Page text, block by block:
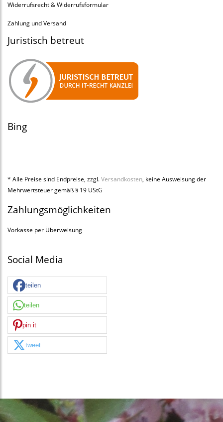
Widerrufsrecht & Widerrufsformular
Zahlung und Versand
Juristisch betreut
Bing
* Alle Preise sind Endpreise, zzgl.Versandkosten, keine Ausweisung der
Mehrwertsteuer gemäß § 19 UStG
Zahlungsmöglichkeiten
Vorkasse per Überweisung
Social Media
teilen
teilen
pin it
tweet